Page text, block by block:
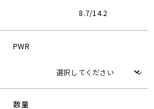
8.7/14.2
PWR
数量